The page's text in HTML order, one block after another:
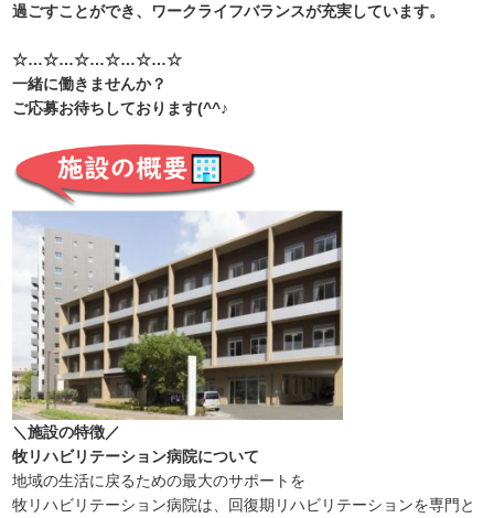
過ごすことができ、ワークライフバランスが充実しています。
☆…☆…☆…☆…☆…☆
一緒に働きませんか？
ご応募お待ちしております(^^♪
＼施設の特徴／
牧リハビリテーション病院について
地域の生活に戻るための最大のサポートを
牧リハビリテーション病院は、回復期リハビリテーションを専門と